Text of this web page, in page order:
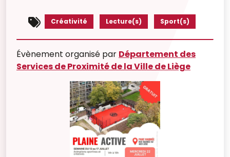
Créativité Lecture(s) Sport(s)
Évènement organisé par Département des
Services de Proximité de la Ville de Liège